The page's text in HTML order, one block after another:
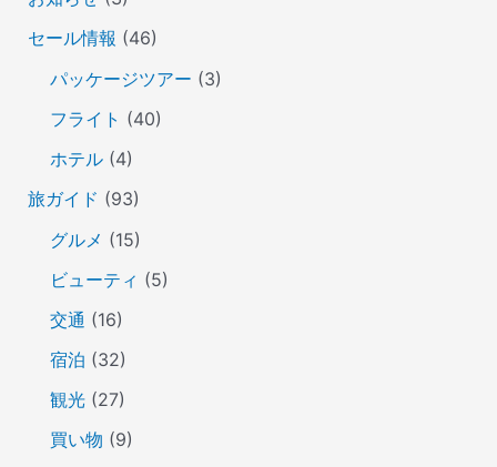
セール情報 (46)
パッケージツアー (3)
フライト (40)
ホテル(4)
旅ガイド (93)
グルメ (15)
ビューティ (5)
交通 (16)
宿泊 (32)
観光(27)
買い物 (9)